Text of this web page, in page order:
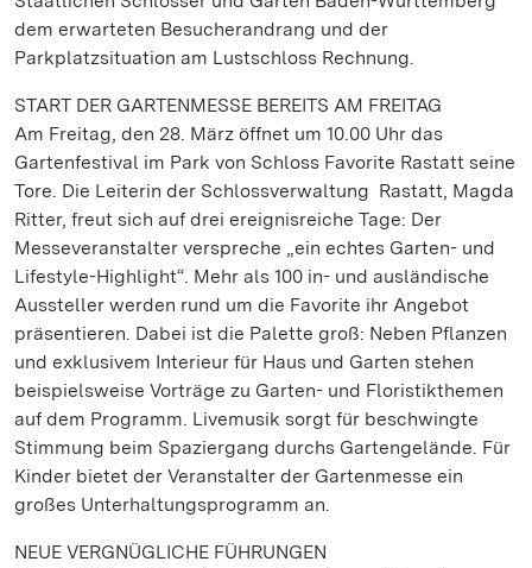
dem erwarteten Besucherandrang und der
Parkplatzsituation am Lustschloss Rechnung.
START DER GARTENMESSE BEREITS AM FREITAG
Am Freitag, den 28. März öffnet um 10.00 Uhr das
Gartenfestival im Park von Schloss Favorite Rastatt seine
Tore. Die Leiterin der Schlossverwaltung Rastatt, Magda
Ritter, freut sich auf drei ereignisreiche Tage: Der
Messeveranstalter verspreche „ein echtes Garten- und
Lifestyle-Highlight“. Mehr als 100 in- und ausländische
Aussteller werden rund um die Favorite ihr Angebot
präsentieren. Dabei ist die Palette groß: Neben Pflanzen
und exklusivem Interieur für Haus und Garten stehen
beispielsweise Vorträge zu Garten- und Floristikthemen
auf dem Programm. Livemusik sorgt für beschwingte
Stimmung beim Spaziergang durchs Gartengelände. Für
Kinder bietet der Veranstalter der Gartenmesse ein
großes Unterhaltungsprogramm an.
NEUE VERGNÜGLICHE FÜHRUNGEN